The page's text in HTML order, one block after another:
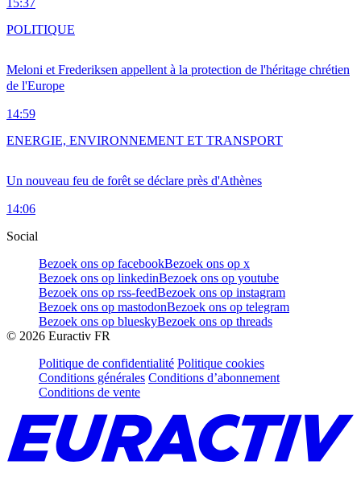
Meloni et Frederiksen appellent à la protection de l'héritage chrétien
de l'Europe
14:59
POLITIQUE
Un nouveau feu de forêt se déclare près d'Athènes
14:06
ENERGIE, ENVIRONNEMENT ET TRANSPORT
Social
Bezoek ons op facebookBezoek ons op x
Bezoek ons op linkedinBezoek ons op youtube
Bezoek ons op rss-feedBezoek ons op instagram
Bezoek ons op mastodonBezoek ons op telegram
Bezoek ons op blueskyBezoek ons op threads
© 2026 Euractiv FR
Politique de confidentialité Politique cookies
Conditions générales Conditions d’abonnement
Conditions de vente